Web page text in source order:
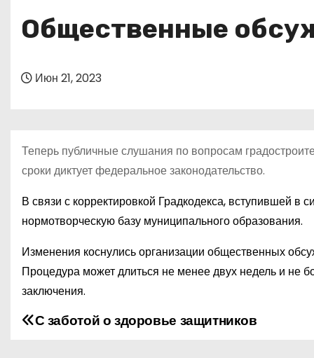
Общественные
Июн 21, 2023
Теперь публичные слушания по вопросам
сроки диктует федеральное законодательство.
В связи с корректировкой Градкодекса, вступившей в
нормотворческую базу муниципального образования.
Изменения коснулись организации общественных
Процедура может длиться не менее двух недель и не
заключения.
НС заботой о здоровье защитников